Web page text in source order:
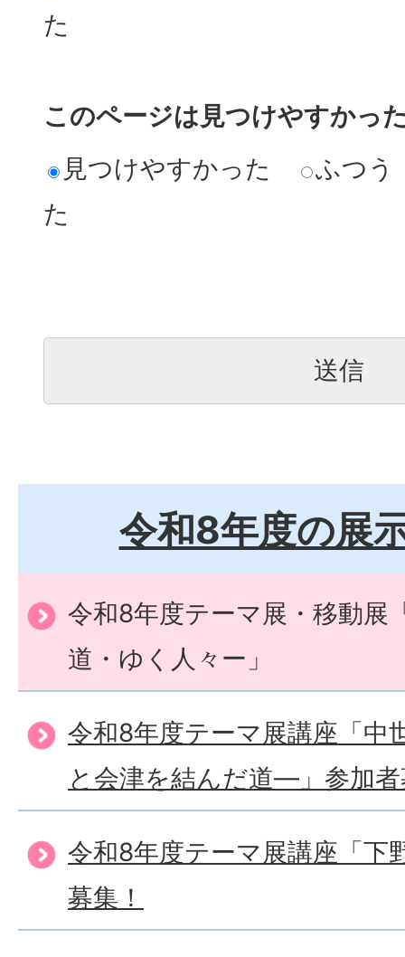
た
このページは見つけやすかっ
見つけやすかった
ふつう
た
令和8年度の展
令和8年度テーマ展・移動展
道・ゆく人々ー」
令和8年度テーマ展講座「
と会津を結んだ道―」参加
令和8年度テーマ展講座「下
募集！